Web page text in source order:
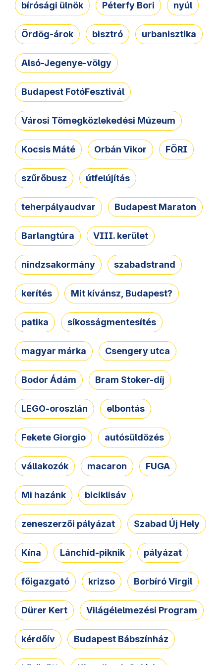
bírósági ülnök Péterfy Bori nyúl
Ördög-árok bisztró urbanisztika
Alsó-Jegenye-völgy
Budapest FotóFesztivál
Városi Tömegközlekedési Múzeum
Kocsis Máté Orbán Vikor FÖRI
szűrőbusz útfelújítás
teherpályaudvar Budapest Maraton
Barlangtúra VIII. kerület
nindzsakormány szabadstrand
kerítés Mit kívánsz, Budapest?
patika síkosságmentesítés
magyar márka Csengery utca
Bodor Ádám Bram Stoker-díj
LEGO-oroszlán elbontás
Fekete Giorgio autósüldözés
vállakozók macaron FUGA
Mi hazánk biciklisáv
zeneszerzői pályázat Szabad Új Hely
Kína Lánchíd-piknik pályázat
főigazgató krizso Borbíró Virgil
Dürer Kert Világélelmezési Program
kérdőív Budapest Bábszínház